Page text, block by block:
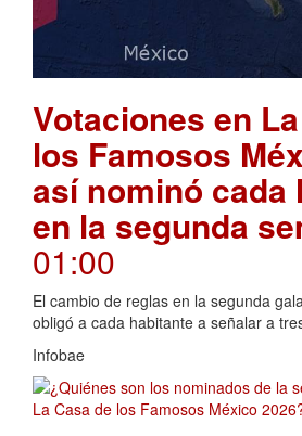
Votaciones en
los Famosos
así nominó cada
en la segunda
01:00
El cambio de reglas en la segunda
obligó a cada habitante a señalar a
Infobae